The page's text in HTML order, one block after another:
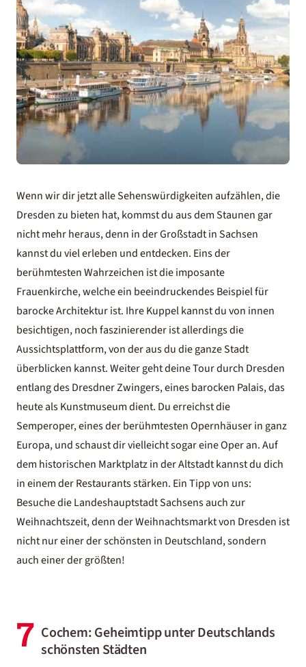
Wenn wir dir jetzt alle Sehenswürdigkeiten aufzählen, die
Dresden zu bieten hat, kommst du aus dem Staunen gar
nicht mehr heraus, denn in der Großstadt in Sachsen
kannst du viel erleben und entdecken. Eins der
berühmtesten Wahrzeichen ist die imposante
Frauenkirche, welche ein beeindruckendes Beispiel für
barocke Architektur ist. Ihre Kuppel kannst du von innen
besichtigen, noch faszinierender ist allerdings die
Aussichtsplattform, von der aus du die ganze Stadt
überblicken kannst. Weiter geht deine Tour durch Dresden
entlang des Dresdner Zwingers, eines barocken Palais, das
heute als Kunstmuseum dient. Du erreichst die
Semperoper, eines der berühmtesten Opernhäuser in ganz
Europa, und schaust dir vielleicht sogar eine Oper an. Auf
dem historischen Marktplatz in der Altstadt kannst du dich
in einem der Restaurants stärken. Ein Tipp von uns:
Besuche die Landeshauptstadt Sachsens auch zur
Weihnachtszeit, denn der Weihnachtsmarkt von Dresden ist
nicht nur einer der schönsten in Deutschland, sondern
auch einer der größten!
7 Cochem: Geheimtipp unter Deutschlands
schönsten Städten